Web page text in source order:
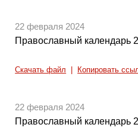
22 февраля 2024
Православный календарь
Скачать файл Копировать
22 февраля 2024
Православный календарь